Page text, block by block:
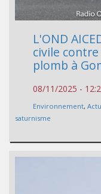
L'OND
civile
plomb à
08/11/2025 -
Environnement,
saturnisme